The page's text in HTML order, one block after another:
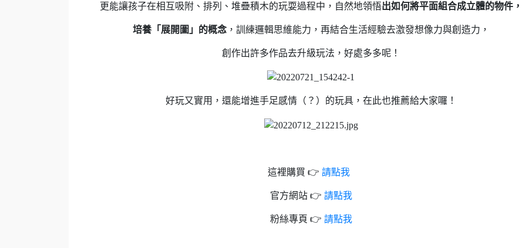
更能讓孩子在相互吸附、排列、堆疊積木的玩耍過程中，自然地領悟出如何將平面組合成立體的物件，
培養「展開圖」的概念，訓練邏輯思維能力，再結合生活經驗去激發想像力與創造力，
創作出許多作品去升級玩法，好處多多呢！
好玩又實用，還能增進手足感情（？）的玩具，在此也推薦給大家囉！
這裡購買 👉 請點我
官方網站 👉 請點我
粉絲專頁 👉 請點我